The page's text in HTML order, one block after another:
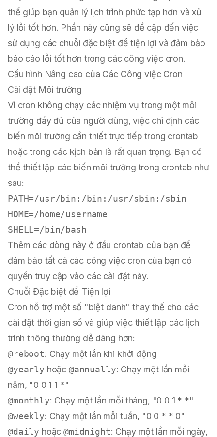
thể giúp bạn quản lý lịch trình phức tạp hơn và xử
lý lỗi tốt hơn. Phần này cũng sẽ đề cập đến việc
sử dụng các chuỗi đặc biệt để tiện lợi và đảm bảo
báo cáo lỗi tốt hơn trong các công việc cron.
Cấu hình Nâng cao của Các Công việc Cron
Cài đặt Môi trường
Vì cron không chạy các nhiệm vụ trong một môi
trường đầy đủ của người dùng, việc chỉ định các
biến môi trường cần thiết trực tiếp trong crontab
hoặc trong các kịch bản là rất quan trọng. Bạn có
thể thiết lập các biến môi trường trong crontab như
sau:
PATH=/usr/bin:/bin:/usr/sbin:/sbin
HOME=/home/username
Thêm các dòng này ở đầu crontab của bạn để
đảm bảo tất cả các công việc cron của bạn có
quyền truy cập vào các cài đặt này.
Chuỗi Đặc biệt để Tiện lợi
Cron hỗ trợ một số "biệt danh" thay thế cho các
cài đặt thời gian số và giúp việc thiết lập các lịch
trình thông thường dễ dàng hơn:
@reboot: Chạy một lần khi khởi động
@yearly hoặc @annually: Chạy một lần mỗi
năm, "0 0 1 1 *"
@monthly: Chạy một lần mỗi tháng, "0 0 1 * *"
@weekly: Chạy một lần mỗi tuần, "0 0 * * 0"
@daily hoặc@midnight: Chạy một lần mỗi ngày,